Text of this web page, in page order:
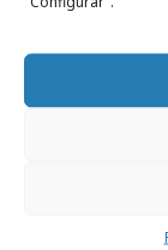
viernes, 18 de